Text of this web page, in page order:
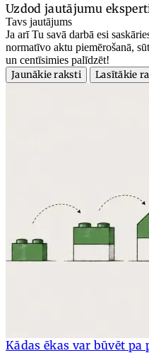
Uzdod jautājumu
Tavs jautājums
Ja arī Tu savā darbā esi
normatīvo aktu piemērošanā,
un centīsimies palīdzēt!
Jaunākie raksti
Lasītākie
Kādas ēkas var būvēt pa